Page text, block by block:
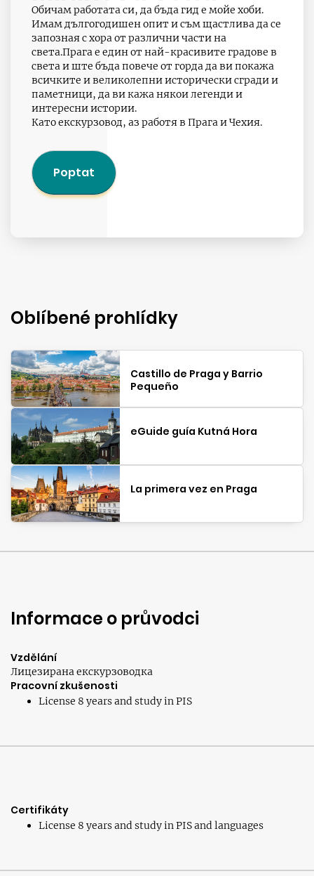
Обичам работата си, да бъдa гид е мойе хоби.
Имам дългогодишен опит и съм щастлива да се
запозная с хора от различни части на
света.Прага е един от най-красивите градове в
света и ште бъда повече от горда да ви покажа
всичките и великолепни исторически сгради и
паметници, да ви кажа някои легенди и
интересни истории.
Като екскурзовод, аз работя в Прага и Чехия.
Poptat
Oblíbené prohlídky
Castillo de Praga y Barrio
Pequeño
eGuide guía Kutná Hora
La primera vez en Praga
Informace o průvodci
Vzdělání
Лицезирана екскурзоводка
Pracovní zkušenosti
License 8 years and study in PIS
Certifikáty
License 8 years and study in PIS and languages